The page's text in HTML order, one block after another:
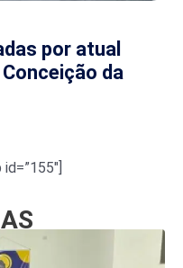
por atual
da